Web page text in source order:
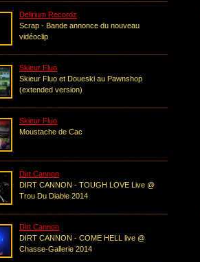
Delirium Recordz
Scrap - Bande annonce du nouveau
vidéoclip
Skieur Fluo
Skieur Fluo et Doueski au Pawnshop
(extended version)
Skieur Fluo
Moustache de Cac
Dirt Cannon
DIRT CANNON - TOUGH LOVE Live @
Trou Du Diable 2014
Dirt Cannon
DIRT CANNON - COME HELL live @
Chasse-Gallerie 2014